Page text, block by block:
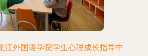
江外国语学院学生心理成长指导中